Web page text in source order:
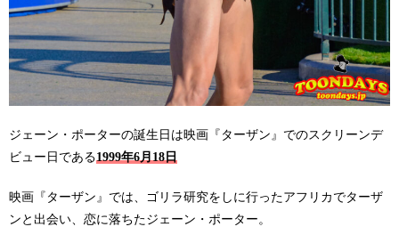
ジェーン・ポーターの誕生日は映画『ターザン』でのスクリーンデ
ビュー日である1999年6月18日
映画『ターザン』では、ゴリラ研究をしに行ったアフリカでターザ
ンと出会い、恋に落ちたジェーン・ポーター。